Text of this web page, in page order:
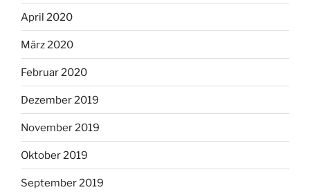
April 2020
März 2020
Februar 2020
Dezember 2019
November 2019
Oktober 2019
September 2019